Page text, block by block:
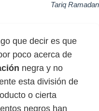
Tariq Ramadan
que decir es que
poco acerca de
negra y no
esta división de
o cierta
negros han